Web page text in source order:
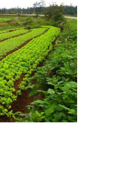
Горизонтальные грядки
Высокие грядки